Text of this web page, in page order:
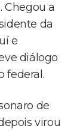
Chegou a
da
e
diálogo
federal.
de
virou